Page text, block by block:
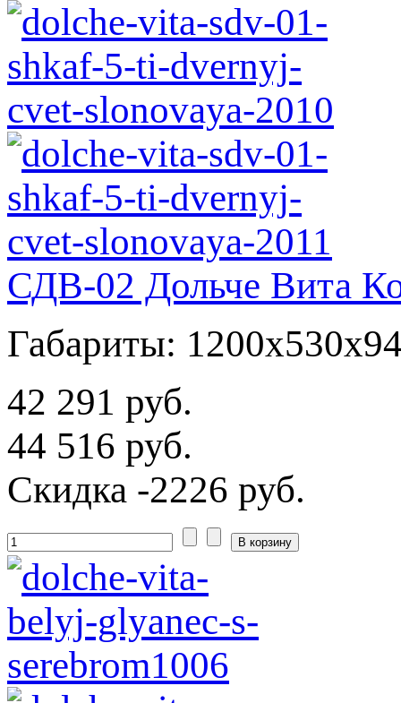
СДВ-02 Дольче Вита
Габариты:
42 291 руб.
44 516 руб.
Скидка -2226 руб.